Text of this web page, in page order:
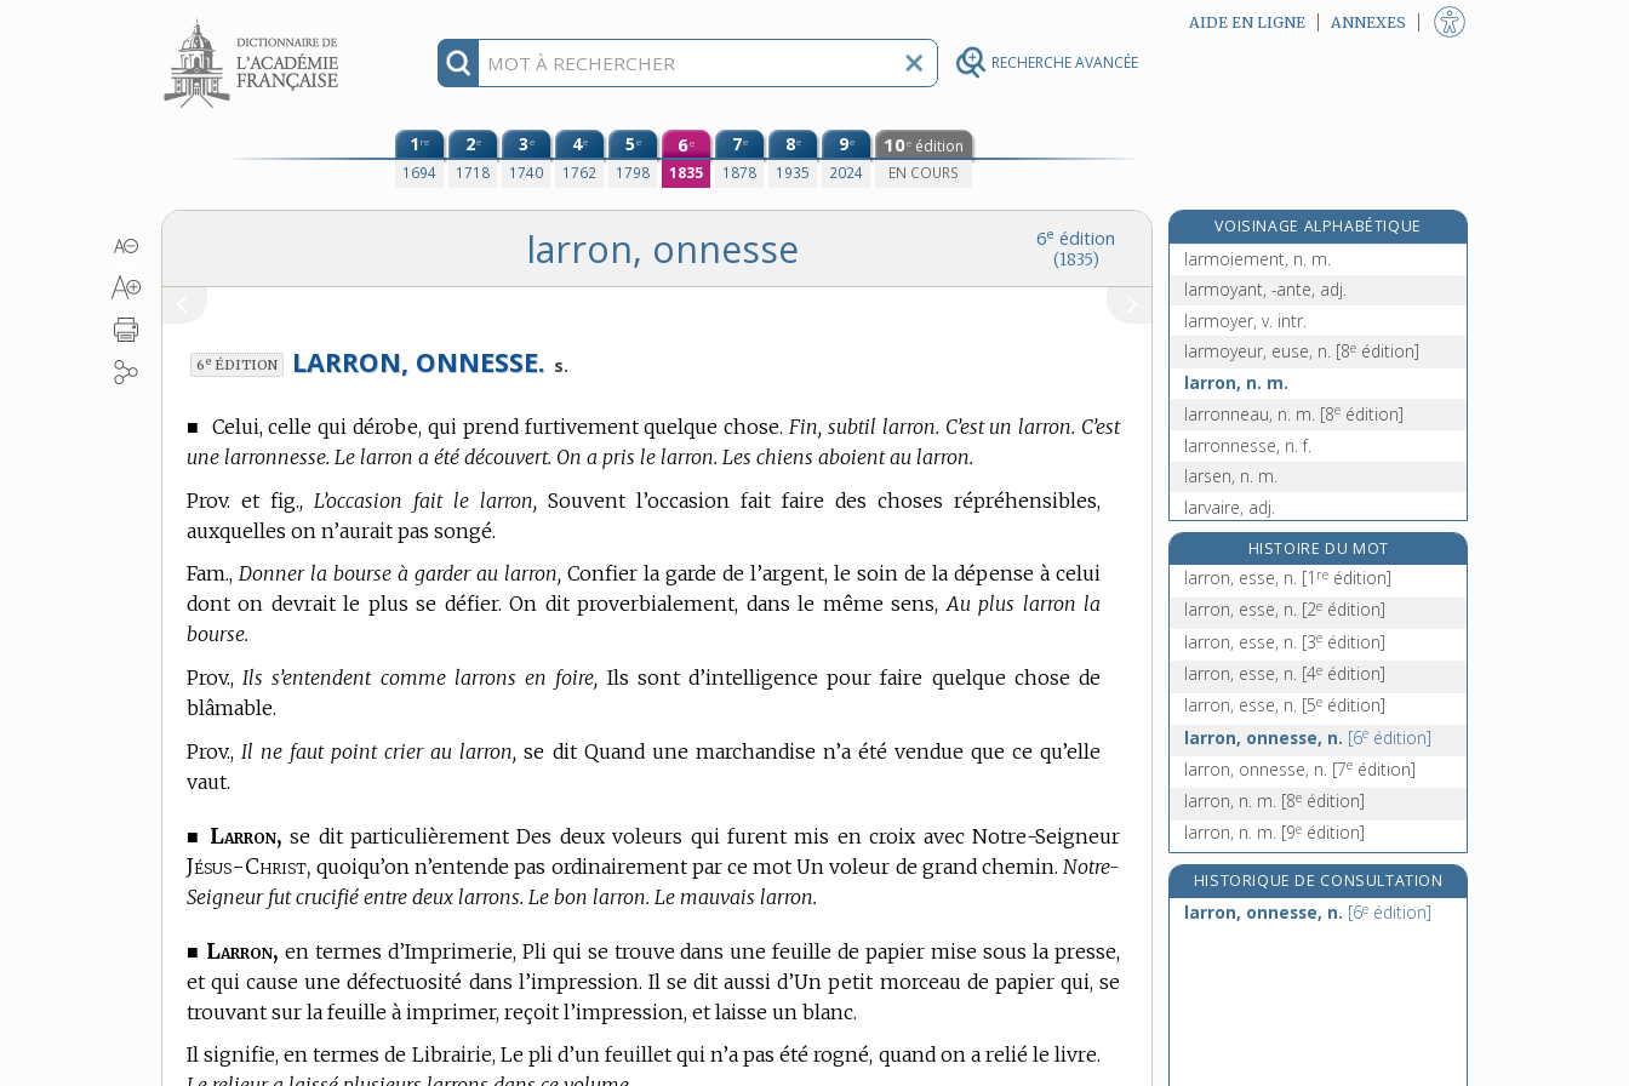
RECHERCHE AVANCÉE
Aller au contenu AIDE EN LIGNE ANNEXES
1re
1694
2e
1718
3e
1740
4e
1762
5e
1798
6e
1835
7e
1878
8e
1935
9e
2024
10e édition
EN COURS
6e édition
(1835)
larron, onnesse
6e ÉDITION LARRON, ONNESSE. s.
■ Celui, celle qui dérobe, qui prend furtivement quelque chose. Fin, subtil larron. C’est un larron. C’est
une larronnesse. Le larron a été découvert. On a pris le larron. Les chiens aboient au larron.
Prov. et fig., L’occasion fait le larron, Souvent l’occasion fait faire des choses répréhensibles,
auxquelles on n’aurait pas songé.
Fam.,Donner la bourse à garder au larron, Confier la garde de l’argent, le soin de la dépense à celui
dont on devrait le plus se défier. On dit proverbialement, dans le même sens,Au plus larron la
bourse.
Prov., Ils s’entendent comme larrons en foire, Ils sont d’intelligence pour faire quelque chose de
blâmable.
Prov., Il ne faut point crier au larron, se dit Quand une marchandise n’a été vendue que ce qu’elle
vaut.
■ Larron, se dit particulièrement Des deux voleurs qui furent mis en croix avec Notre-Seigneur
Jésus-Christ, quoiqu’on n’entende pas ordinairement par ce mot Un voleur de grand chemin. Notre-
Seigneur fut crucifié entre deux larrons. Le bon larron. Le mauvais larron.
■ Larron, en termes d’Imprimerie, Pli qui se trouve dans une feuille de papier mise sous la presse,
et qui cause une défectuosité dans l’impression. Il se dit aussi d’Un petit morceau de papier qui, se
trouvant sur la feuille à imprimer, reçoit l’impression, et laisse un blanc.
Il signifie, entermes de Librairie,Le pli d’un feuillet qui n’a pas été rogné, quand on a relié le livre.
VOISINAGE ALPHABÉTIQUE
larmières, n. f. pl.
larmoiement, n. m.
larmoyant, -ante, adj.
larmoyer, v. intr.
larmoyeur, euse, n. [8e édition]
larron, n. m.
larronneau, n. m. [8e édition]
larronnesse, n. f.
larsen, n. m.
larvaire, adj.
larve, n. f.
larvé, -ée, adj.
laryngal, -ale, adj.
laryngé, -ée, adj.
HISTOIRE DU MOT
larron, esse, n. [1 re édition]
larron, esse, n. [2e édition]
larron, esse, n. [3e édition]
larron, esse, n. [4e édition]
larron, esse, n. [5e édition]
larron, onnesse, n. [6e édition]
larron, onnesse, n. [7e édition]
larron, n. m. [8e édition]
larron, n. m. [9e édition]
HISTORIQUE DE CONSULTATION
larron, onnesse, n. [6e édition]